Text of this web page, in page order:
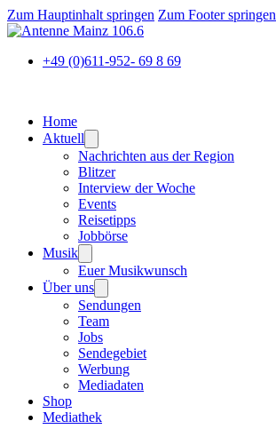
Zum Hauptinhalt springen Zum Footer springen
+49 (0)611-952- 69 8 69
Home
Aktuell
Nachrichten aus der Region
Blitzer
Interview der Woche
Events
Reisetipps
Jobbörse
Musik
Euer Musikwunsch
Über uns
Sendungen
Team
Jobs
Sendegebiet
Werbung
Mediadaten
Shop
Mediathek